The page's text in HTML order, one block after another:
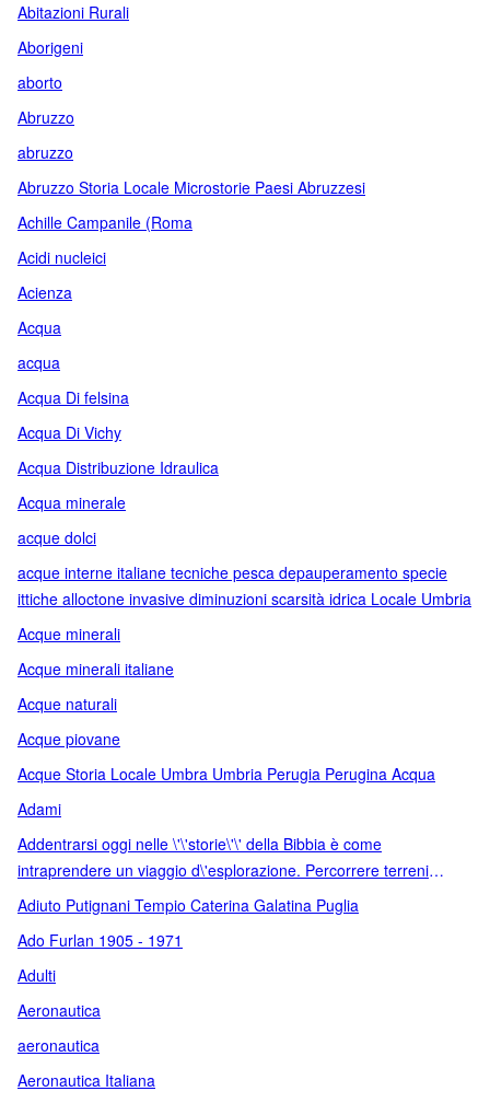
Abitazioni Rurali
Aborigeni
aborto
Abruzzo
abruzzo
Abruzzo Storia Locale Microstorie Paesi Abruzzesi
Achille Campanile (Roma
Acidi nucleici
Acienza
Acqua
acqua
Acqua Di felsina
Acqua Di Vichy
Acqua Distribuzione Idraulica
Acqua minerale
acque dolci
acque interne italiane tecniche pesca depauperamento specie
ittiche alloctone invasive diminuzioni scarsità idrica Locale Umbria
Acque minerali
Acque minerali italiane
Acque naturali
Acque piovane
Acque Storia Locale Umbra Umbria Perugia Perugina Acqua
Adami
Addentrarsi oggi nelle \'\'storie\'\' della Bibbia è come
intraprendere un viaggio d\'esplorazione. Percorrere terreni
sconosciuti
Adiuto Putignani Tempio Caterina Galatina Puglia
Ado Furlan 1905 - 1971
Adulti
Aeronautica
aeronautica
Aeronautica Italiana